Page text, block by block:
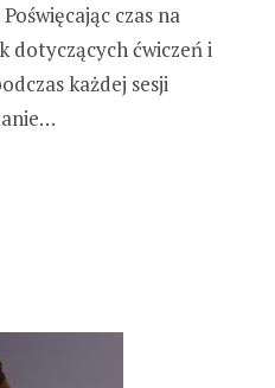
czas na
dotyczących ćwiczeń i
każdej sesji